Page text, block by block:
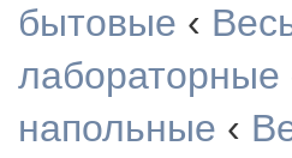
бытовые ‹
лабораторные
напольные ‹